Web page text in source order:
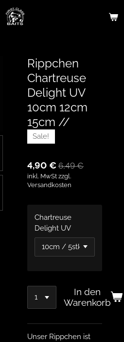
Rippchen
Chartreuse
Delight UV
10cm 12cm
15cm //
Sale!
4,90 € 6,49 €
inkl. MwSt zzgl.
Versandkosten
Chartreuse
Delight UV
In den
Warenkorb
Unser Rippchen ist